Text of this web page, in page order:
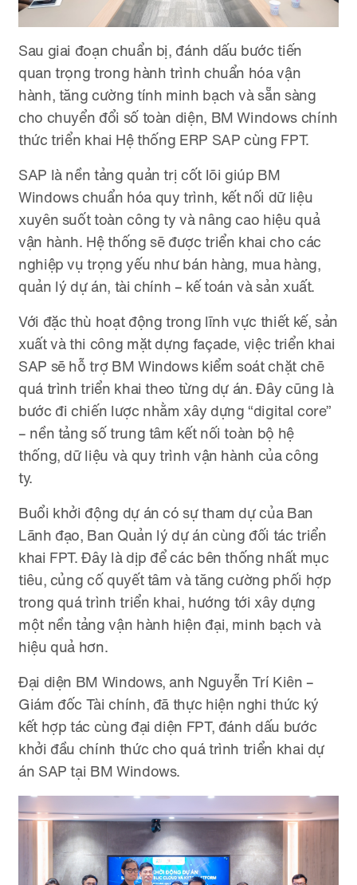
Sau giai đoạn chuẩn bị, đánh dấu bước tiến
quan trọng trong hành trình chuẩn hóa vận
hành, tăng cường tính minh bạch và sẵn sàng
cho chuyển đổi số toàn diện, BM Windows chính
thức triển khai Hệ thống ERP SAP cùng FPT.
SAP là nền tảng quản trị cốt lõi giúp BM
Windows chuẩn hóa quy trình, kết nối dữ liệu
xuyên suốt toàn công ty và nâng cao hiệu quả
vận hành. Hệ thống sẽ được triển khai cho các
nghiệp vụ trọng yếu như bán hàng, mua hàng,
quản lý dự án, tài chính – kế toán và sản xuất.
Với đặc thù hoạt động trong lĩnh vực thiết kế, sản
xuất và thi công mặt dựng façade, việc triển khai
SAP sẽ hỗ trợ BM Windows kiểm soát chặt chẽ
quá trình triển khai theo từng dự án. Đây cũng là
bước đi chiến lược nhằm xây dựng “digital core”
– nền tảng số trung tâm kết nối toàn bộ hệ
thống, dữ liệu và quy trình vận hành của công
ty.
Buổi khởi động dự án có sự tham dự của Ban
Lãnh đạo, Ban Quản lý dự án cùng đối tác triển
khai FPT. Đây là dịp để các bên thống nhất mục
tiêu, củng cố quyết tâm và tăng cường phối hợp
trong quá trình triển khai, hướng tới xây dựng
một nền tảng vận hành hiện đại, minh bạch và
hiệu quả hơn.
Đại diện BM Windows, anh Nguyễn Trí Kiên –
Giám đốc Tài chính, đã thực hiện nghi thức ký
kết hợp tác cùng đại diện FPT, đánh dấu bước
khởi đầu chính thức cho quá trình triển khai dự
án SAP tại BM Windows.